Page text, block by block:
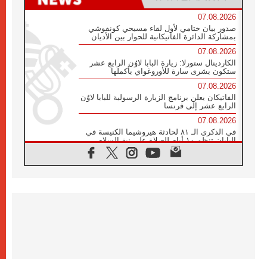
07.08.2026
صدور بيان ختامي لأول لقاء مسيحي كونفوشي
بمشاركة الدائرة الفاتيكانية للحوار بين الأديان
07.08.2026
الكاردينال ستورلا: زيارة البابا لاوُن الرابع عشر
ستكون بشرى سارة للأوروغواي بأكملها
07.08.2026
الفاتيكان يعلن برنامج الزيارة الرسولية للبابا لاوُن
الرابع عشر إلى فرنسا
07.08.2026
في الذكرى الـ ٨١ لحادثة هيروشيما الكنيسة في
اليابان تنظم ١٠ أيام للصلاة على نية السلام
الكنيسة في الأوروغواي: زيارة البابا ستعزز